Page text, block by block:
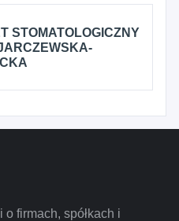
STOMATOLOGICZNY
firmach, spółkach i